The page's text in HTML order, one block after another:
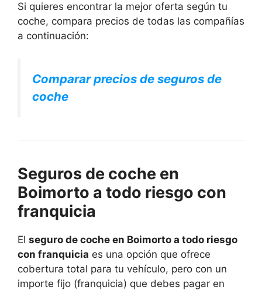
Si quieres encontrar la mejor oferta según tu
coche, compara precios de todas las compañías
a continuación:
Comparar precios de seguros de
coche
Seguros de coche en
Boimorto a todo riesgo con
franquicia
El seguro de coche en Boimorto a todo riesgo
con franquicia es una opción que ofrece
cobertura total para tu vehículo, pero con un
importe fijo (franquicia) que debes pagar en